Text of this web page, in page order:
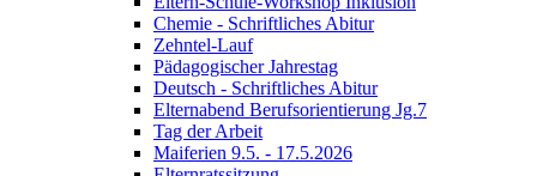
Chemie - Schriftliches Abitur
Zehntel-Lauf
Pädagogischer Jahrestag
Deutsch - Schriftliches Abitur
Elternabend Berufsorientierung Jg.7
Tag der Arbeit
Maiferien 9.5. - 17.5.2026